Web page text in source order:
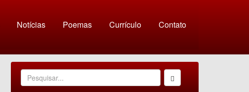
Notí­cias Poemas Currículo Contato